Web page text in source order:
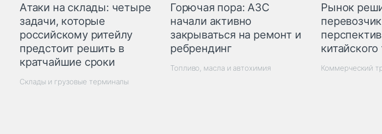
Атаки на склады: четыре
задачи, которые
российскому ритейлу
предстоит решить в
кратчайшие сроки
Склады и грузовые терминалы
Горючая пора: АЗС
начали активно
закрываться на ремонт и
ребрендинг
Топливо, масла и автохимия
Рынок
китайского
Коммерческий